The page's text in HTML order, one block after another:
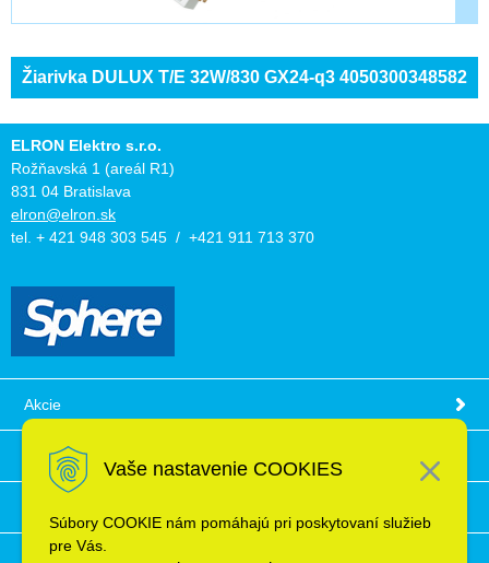
Vaše nastavenie COOKIES
Súbory COOKIE nám pomáhajú pri poskytovaní služieb
pre Vás.
Žiarivka DULUX T/E 32W/830 GX24-q3 4050300348582
ELRON Elektro s.r.o.
Rožňavská 1 (areál R1)
831 04 Bratislava
elron@elron.sk
tel. + 421 948 303 545 / +421 911 713 370
Akcie
Obchodné podmienky
Ochrana osobných údajov